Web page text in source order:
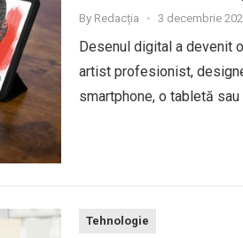
By Redacția • 3 decembrie
Desenul digital a devenit
artist profesionist,
smartphone, o tabletă
Tehnologie